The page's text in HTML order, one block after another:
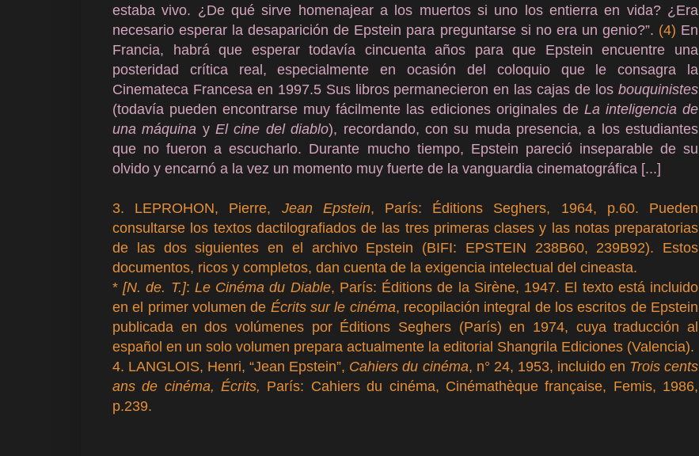
estaba vivo. ¿De qué sirve homenajear a los muertos si uno los entierra en vida? ¿Era
necesario esperar la desaparición de Epstein para preguntarse si no era un genio?”. (4) En
Francia, habrá que esperar todavía cincuenta años para que Epstein encuentre una
posteridad crítica real, especialmente en ocasión del coloquio que le consagra la
Cinemateca Francesa en 1997.5 Sus libros permanecieron en las cajas de los bouquinistes
(todavía pueden encontrarse muy fácilmente las ediciones originales de La inteligencia de
una máquina yEl cine del diablo), recordando, con su muda presencia, a los estudiantes
que no fueron a escucharlo. Durante mucho tiempo, Epstein pareció inseparable de su
olvido y encarnó a la vez un momento muy fuerte de la vanguardia cinematográfica [...]
3. LEPROHON, Pierre, Jean Epstein, París: Éditions Seghers, 1964, p.60. Pueden
consultarse los textos dactilografiados de las tres primeras clases y las notas preparatorias
de las dos siguientes en el archivo Epstein (BIFI: EPSTEIN 238B60, 239B92). Estos
documentos, ricos y completos, dan cuenta de la exigencia intelectual del cineasta.
*[N. de. T.]: Le Cinéma du Diable, París: Éditions de la Sirène, 1947. El texto está incluido
en el primer volumen de Écrits sur le cinéma, recopilación integral de los escritos de Epstein
publicada en dos volúmenes por Éditions Seghers (París) en 1974, cuya traducción al
español en un solo volumen prepara actualmente la editorial Shangrila Ediciones (Valencia).
4. LANGLOIS, Henri, “Jean Epstein”, Cahiers du cinéma, n° 24, 1953, incluido en Trois cents
ans de cinéma, Écrits, París: Cahiers du cinéma, Cinémathèque française, Femis, 1986,
p.239.